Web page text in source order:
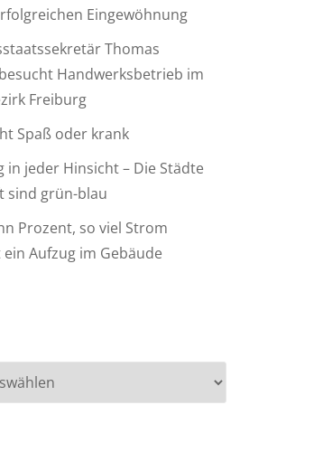
Eingewöhnung
Thomas
Handwerksbetrieb im
Freiburg
Spaß oder krank
in jeder Hinsicht – Die Städte
sind grün-blau
Prozent, so viel Strom
Aufzug im Gebäude